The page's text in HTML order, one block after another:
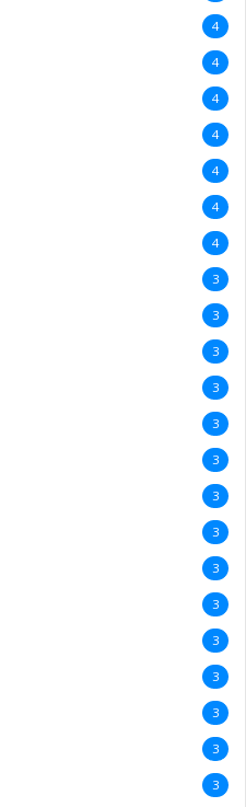
4
4
4
4
4
4
4
3
3
3
3
3
3
3
3
3
3
3
3
3
3
3